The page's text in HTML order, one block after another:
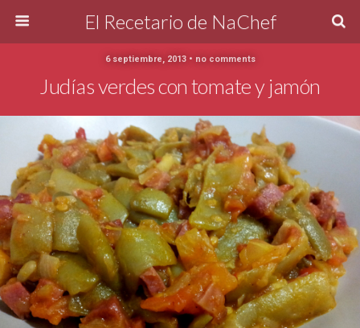
El Recetario de NaChef
6 septiembre, 2013 • no comments
Judías verdes con tomate y jamón